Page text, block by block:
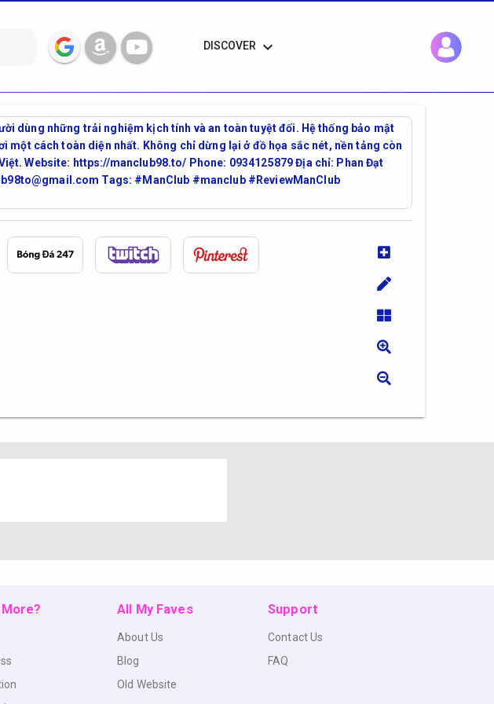
DISCOVER keyboard_arrow_down
dùng những trải nghiệm kịch tính và an toàn tuyệt đối. Hệ thống bảo mật
cách toàn diện nhất. Không chỉ dừng lại ở đồ họa sắc nét, nền tảng còn
Website: https://manclub98.to/ Phone: 0934125879 Địa chỉ: Phan Đạt
Tags: #ManClub #manclub #ReviewManClub
All My Faves
About Us
Blog
Old Website
Support
Contact Us
FAQ